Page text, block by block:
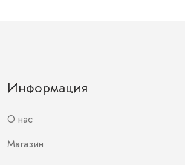
Информация
О нас
Магазин